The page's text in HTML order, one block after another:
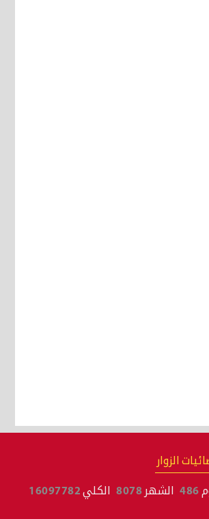
الزوار
486 الشهر 8078 الكلي 16097782